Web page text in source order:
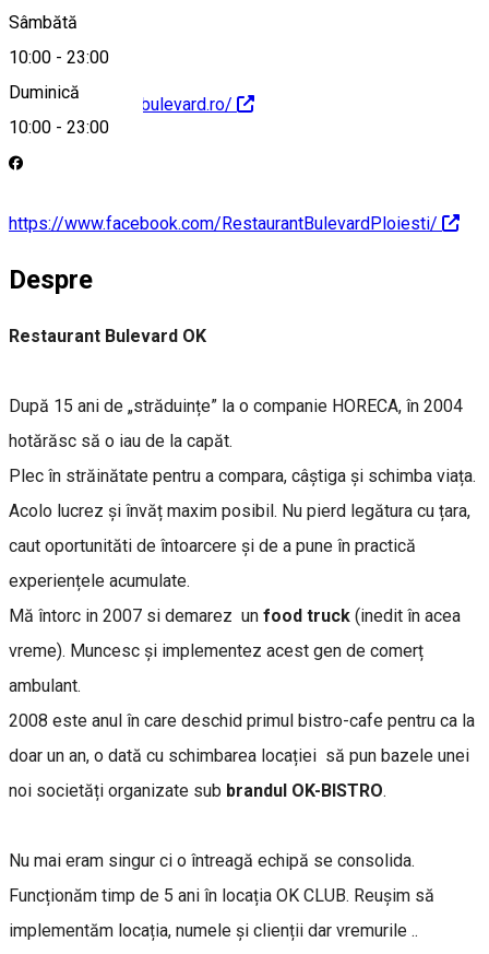
Sâmbătă
10:00 - 23:00
Duminică
10:00 - 23:00
https://restaurantbulevard.ro/
https://www.facebook.com/RestaurantBulevardPloiesti/
Despre
Restaurant Bulevard OK
După 15 ani de „străduințe” la o companie HORECA, în 2004
hotărăsc să o iau de la capăt.
Plec în străinătate pentru a compara, câștiga și schimba viața.
Acolo lucrez și învăț maxim posibil. Nu pierd legătura cu țara,
caut oportunităti de întoarcere și de a pune în practică
experiențele acumulate.
Mă întorc in 2007 si demarez un food truck (inedit în acea
vreme). Muncesc și implementez acest gen de comerț
ambulant.
2008 este anul în care deschid primul bistro-cafe pentru ca la
doar un an, o dată cu schimbarea locației să pun bazele unei
noi societăți organizate sub brandul OK-BISTRO.
Nu mai eram singur ci o întreagă echipă se consolida.
Funcționăm timp de 5 ani în locația OK CLUB. Reușim să
implementăm locația, numele și clienții dar vremurile ..